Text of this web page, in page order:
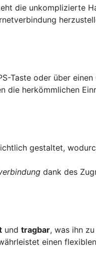
die unkomplizierte
Taste oder über
die herkömmlichen
gestaltet,
dank des
und tragbar, was ihn
einen